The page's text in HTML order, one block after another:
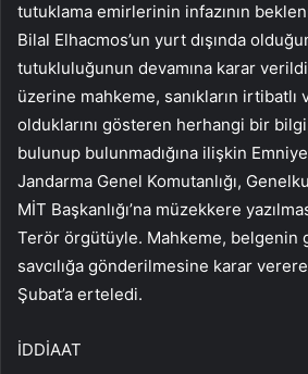
tutuklama emirlerinin infazının
Bilal Elhacmos’un yurt dışında
tutukluluğunun devamına karar
üzerine mahkeme, sanıkların irtibatlı
olduklarını gösteren herhangi bir
bulunup bulunmadığına ilişkin
Jandarma Genel Komutanlığı,
MİT Başkanlığı’na müzekkere
Terör örgütüyle. Mahkeme, belgenin
savcılığa gönderilmesine karar
Şubat’a erteledi.
İDDİAAT